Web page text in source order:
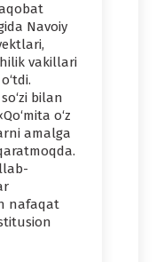
Navoiy
vakillari
bilan
o‘z
amalga
nafaqat